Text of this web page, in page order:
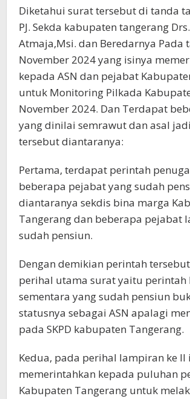
Diketahui surat tersebut di tanda
PJ. Sekda kabupaten tangerang
Atmaja,Msi. dan Beredarnya Pada
November 2024 yang isinya
kepada ASN dan pejabat
untuk Monitoring Pilkada
November 2024. Dan Terdapat
yang dinilai semrawut dan asal
tersebut diantaranya:
Pertama, terdapat perintah
beberapa pejabat yang sudah
diantaranya sekdis bina marga
Tangerang dan beberapa pejabat
sudah pensiun.
Dengan demikian perintah
perihal utama surat yaitu perintah
sementara yang sudah pensiun
statusnya sebagai ASN apalagi
pada SKPD kabupaten Tangerang.
Kedua, pada perihal lampiran ke II
memerintahkan kepada puluhan
Kabupaten Tangerang untuk